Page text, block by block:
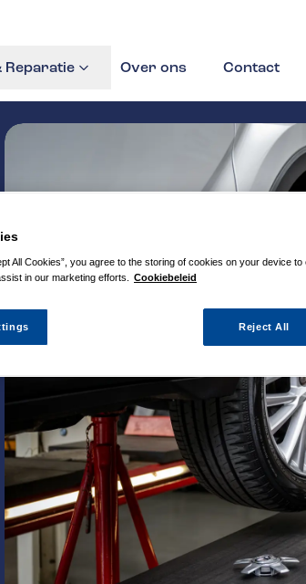
Reparatie Over ons Contact
All Cookies”, you agree to the storing of cookies on your device
in our marketing efforts.
Cookiebeleid
Reject All